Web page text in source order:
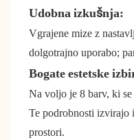
Udobna izkušnja:
Vgrajene mize z
dolgotrajno uporabo;
Bogate estetske
Na voljo je 8 barv, ki
Te podrobnosti izvirajo
prostori.